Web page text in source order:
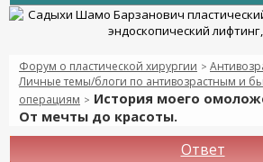
Форум о пластической хирургии >
Личные темы/блоги по антивозрастным и
операциям > История моего
От мечты до красоты.
Ответ